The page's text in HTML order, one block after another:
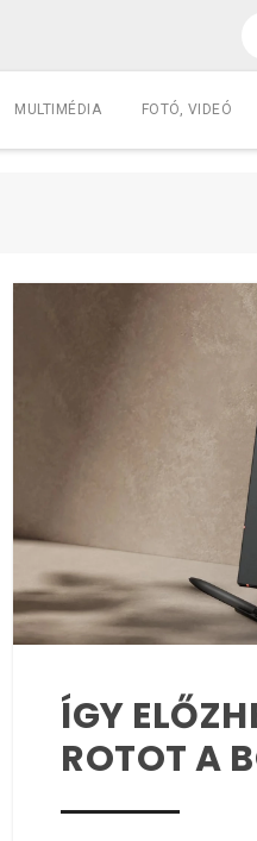
MULTIMÉDIA FOTÓ, VIDEÓ
ÍGY
ROTOT A